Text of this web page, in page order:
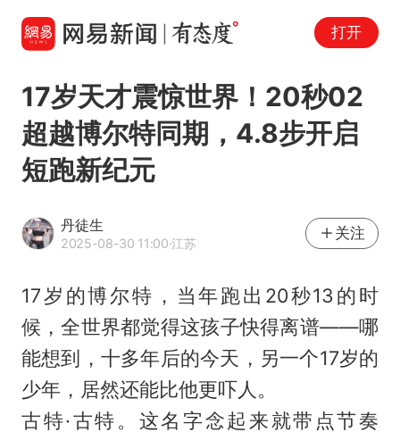
打开
17岁天才震惊世界！20秒02
超越博尔特同期，4.8步开启
短跑新纪元
丹徒生
2025-08-30 11:00·江苏
关注
17岁的博尔特，当年跑出20秒13的时
候，全世界都觉得这孩子快得离谱——哪
能想到，十多年后的今天，另一个17岁的
少年，居然还能比他更吓人。
古特·古特。这名字念起来就带点节奏